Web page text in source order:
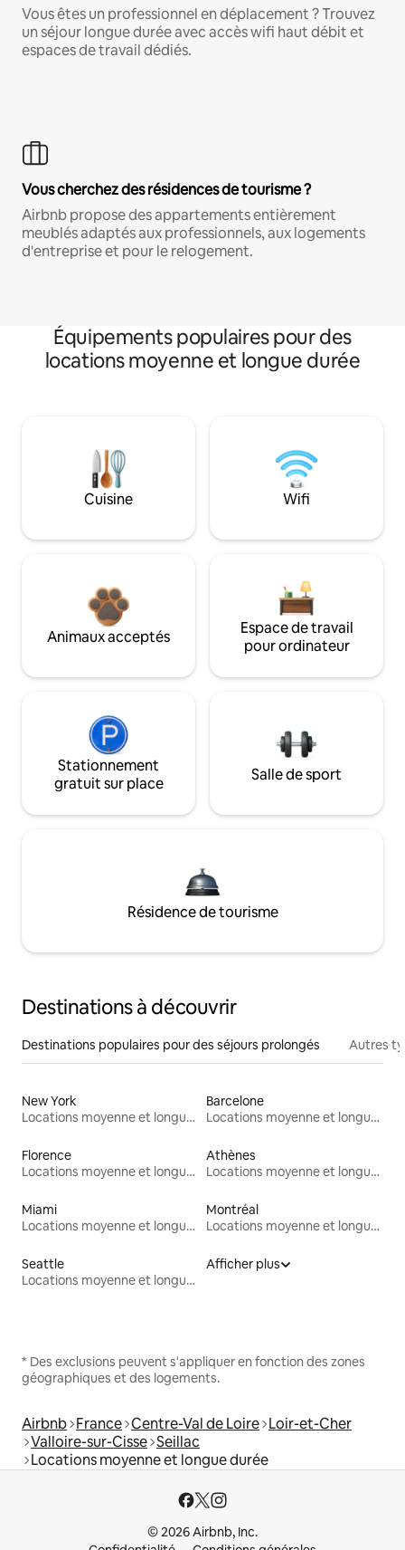
Vous êtes un professionnel en déplacement ? Trouvez
un séjour longue durée avec accès wifi haut débit et
espaces de travail dédiés.
Vous cherchez des résidences de tourisme ?
Airbnb propose des appartements entièrement
meublés adaptés aux professionnels, aux logements
d'entreprise et pour le relogement.
Équipements populaires pour des
locations moyenne et longue durée
Cuisine Wifi
Animaux acceptés
Espace de travail
pour ordinateur
Stationnement
gratuit sur place
Salle de sport
Résidence de tourisme
Destinations à découvrir
Destinations populaires pour des séjours prolongés Autres
New York
Locations moyenne et longue durée
Barcelone
Locations moyenne et longue durée
Florence
Locations moyenne et longue durée
Athènes
Locations moyenne et longue durée
Miami
Locations moyenne et longue durée
Montréal
Locations moyenne et longue durée
Seattle
Locations moyenne et longue durée
Afficher plus
* Des exclusions peuvent s'appliquer en fonction des zones
géographiques et des logements.
Airbnb France Centre-Val de Loire Loir-et-Cher
Valloire-sur-Cisse Seillac
Locations moyenne et longue durée
© 2026 Airbnb, Inc.